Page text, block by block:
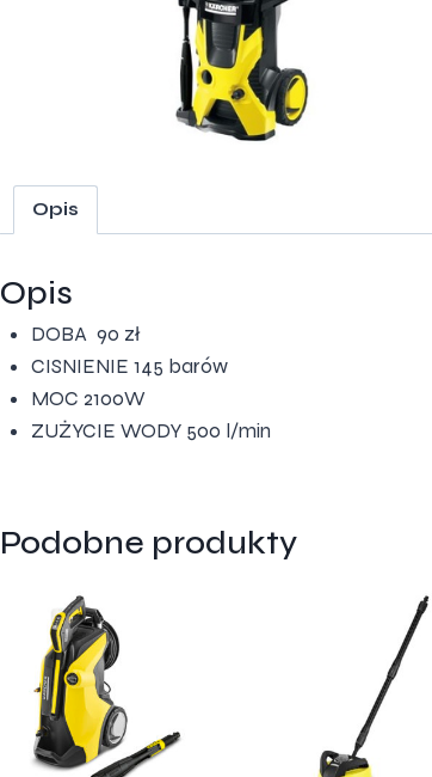
Opis
Opis
DOBA 90 zł
CISNIENIE 145 barów
MOC 2100W
ZUŻYCIE WODY 500 l/min
Podobne produkty